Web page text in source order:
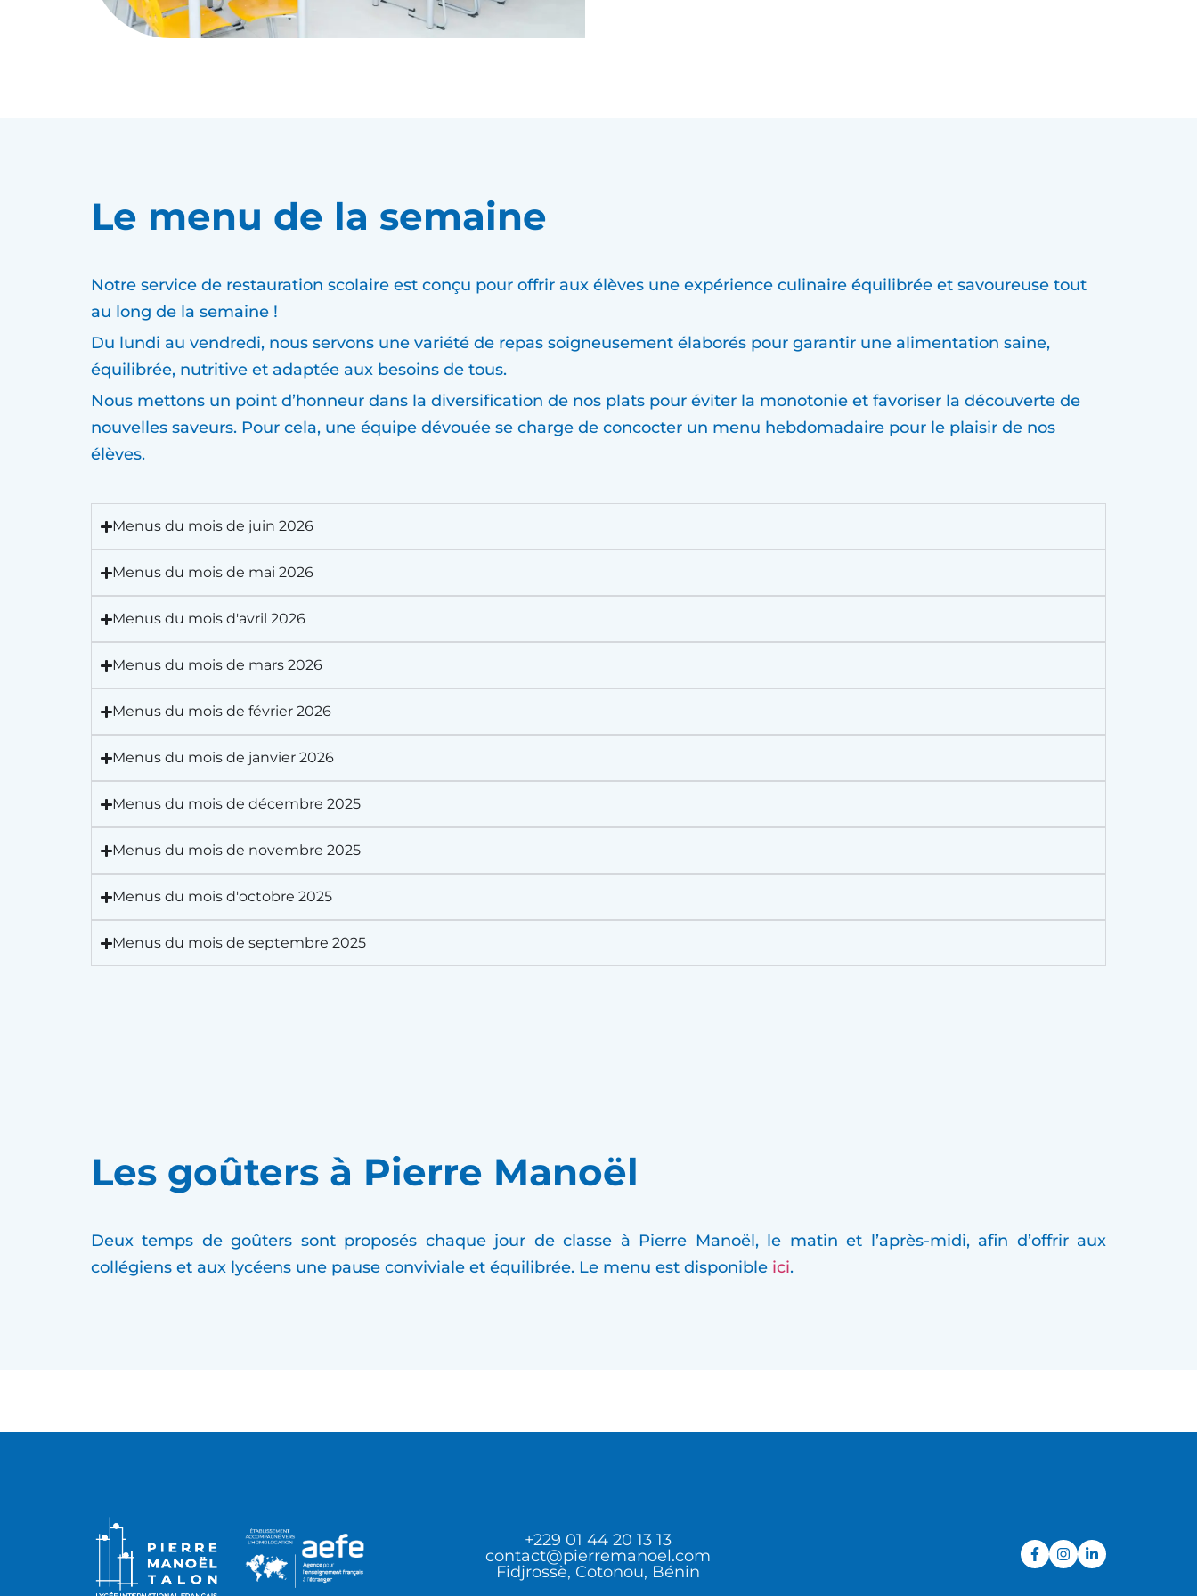
Le menu de la semaine
Notre service de restauration scolaire est conçu pour offrir aux élèves une expérience culinaire équilibrée et savoureuse tout
au long de la semaine !
Du lundi au vendredi, nous servons une variété de repas soigneusement élaborés pour garantir une alimentation saine,
équilibrée, nutritive et adaptée aux besoins de tous.
Nous mettons un point d’honneur dans la diversification de nos plats pour éviter la monotonie et favoriser la découverte de
nouvelles saveurs. Pour cela, une équipe dévouée se charge de concocter un menu hebdomadaire pour le plaisir de nos
élèves.
Menus du mois de juin 2026
Menus du mois de mai 2026
Menus du mois d'avril 2026
Menus du mois de mars 2026
Menus du mois de février 2026
Menus du mois de janvier 2026
Menus du mois de décembre 2025
Menus du mois de novembre 2025
Menus du mois d'octobre 2025
Menus du mois de septembre 2025
Les goûters à Pierre Manoël
Deux temps de goûters sont proposés chaque jour de classe à Pierre Manoël, le matin et l’après-midi, afin d’offrir aux
collégiens et aux lycéens une pause conviviale et équilibrée. Le menu est disponible ici.
+229 01 44 20 13 13
contact@pierremanoel.com
Fidjrossè, Cotonou, Bénin